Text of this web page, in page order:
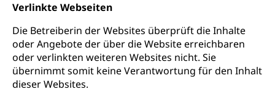
Verlinkte Webseiten
Die Betreiberin der Websites überprüft die Inhalte
oder Angebote der über die Website erreichbaren
oder verlinkten weiteren Websites nicht. Sie
übernimmt somit keine Verantwortung für den Inhalt
dieser Websites.